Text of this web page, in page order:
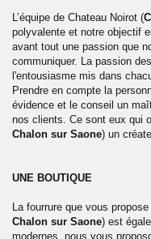
L’équipe de Chateau Noirot (
polyvalente et notre objectif
avant tout une passion que
communiquer. La passion
l'entousiasme mis dans
Prendre en compte la
évidence et le conseil un
nos clients. Ce sont eux qui
Chalon sur Saone) un
UNE BOUTIQUE
La fourrure que vous
Chalon sur Saone) est
modernes, nous vous